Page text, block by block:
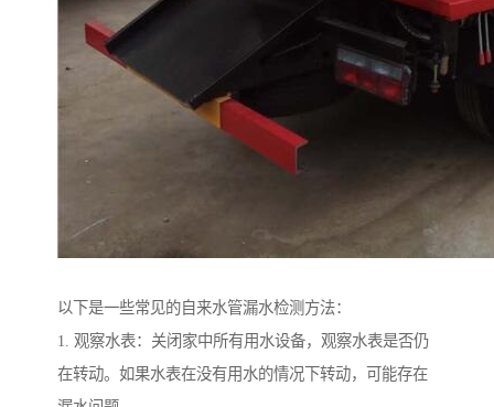
以下是一些常见的自来水管漏水检测方法：
1. 观察水表：关闭家中所有用水设备，观察水表是否仍
在转动。如果水表在没有用水的情况下转动，可能存在